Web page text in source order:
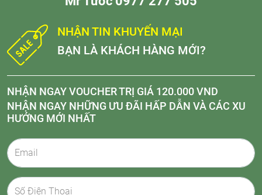
NHẬN TIN KHUYẾN MẠI
BẠN LÀ KHÁCH HÀNG MỚI?
NHẬN NGAY VOUCHER TRỊ GIÁ 120.000 VND
NHẬN NGAY NHỮNG ƯU ĐÃI HẤP DẪN VÀ CÁC XU
HƯỚNG MỚI NHẤT